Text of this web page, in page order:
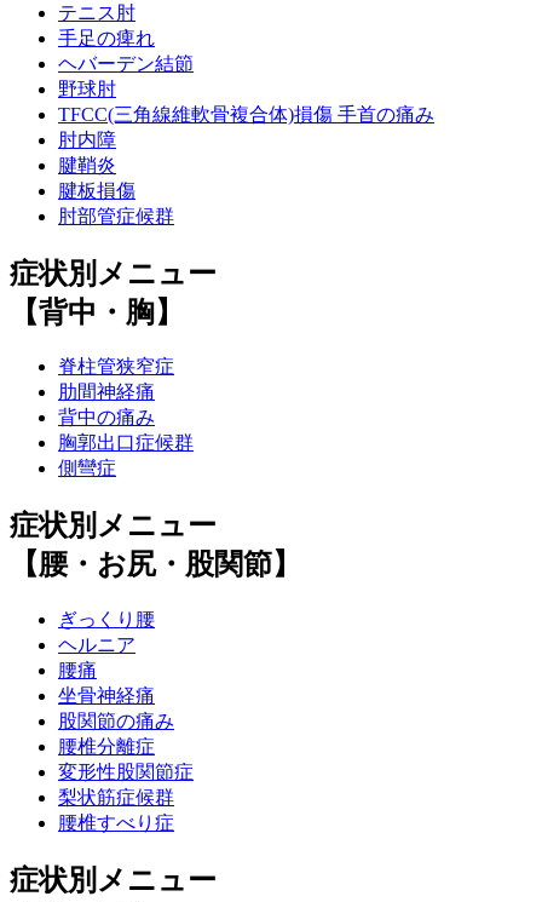
テニス肘
手足の痺れ
ヘバーデン結節
野球肘
TFCC(三角線維軟骨複合体)損傷 手首の痛み
肘内障
腱鞘炎
腱板損傷
肘部管症候群
症状別メニュー
【背中・胸】
脊柱管狭窄症
肋間神経痛
背中の痛み
胸郭出口症候群
側彎症
症状別メニュー
【腰・お尻・股関節】
ぎっくり腰
ヘルニア
腰痛
坐骨神経痛
股関節の痛み
腰椎分離症
変形性股関節症
梨状筋症候群
腰椎すべり症
症状別メニュー